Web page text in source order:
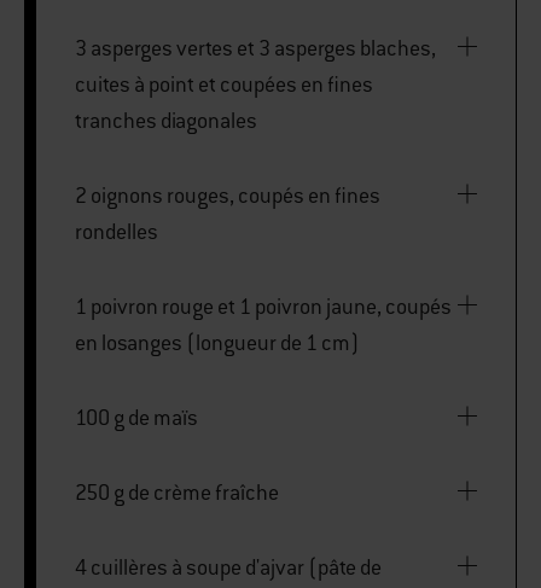
3 asperges vertes et 3 asperges blaches,
cuites à point et coupées en fines
tranches diagonales
2 oignons rouges, coupés en fines
rondelles
1 poivron rouge et 1 poivron jaune, coupés
en losanges (longueur de 1 cm)
100 g de maïs
250 g de crème fraîche
4 cuillères à soupe d'ajvar (pâte de